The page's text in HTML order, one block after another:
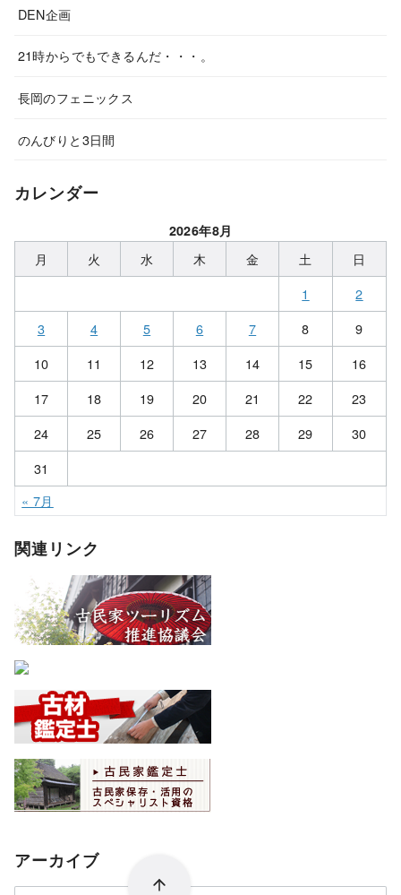
DEN企画
21時からでもできるんだ・・・。
長岡のフェニックス
のんびりと3日間
カレンダー
2026年8月
月 火 水 木 金 土
日
1
2
3
4 5 6 7 8
9
10
11 12 13 14 15
16
17
18 19 20 21 22
23
24
25 26 27 28 29
30
31
« 7月
関連リンク
アーカイブ